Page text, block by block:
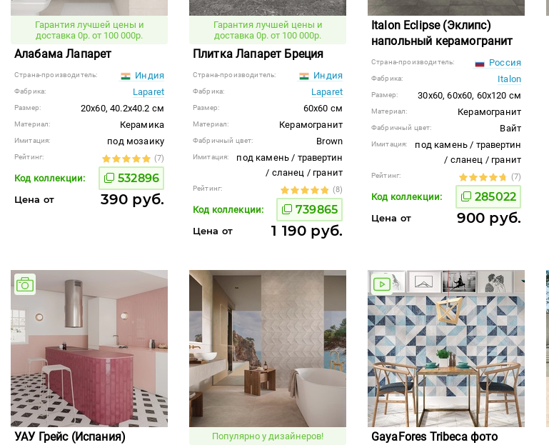
Гарантия лучшей цены и
доставка 0р. от 100 000р.
Алабама Лапарет
Страна-производитель: Индия
Фабрика: Laparet
Размер: 20x60, 40.2x40.2 см
Материал: Керамика
Имитация: под мозаику
Рейтинг: (7)
Код коллекции: 532896
Цена от 390 руб.
Гарантия лучшей цены и
доставка 0р. от 100 000р.
Плитка Лапарет Бреция
Страна-производитель: Индия
Фабрика: Laparet
Размер: 60x60 см
Материал: Керамогранит
Фабричный цвет: Brown
Имитация:
под камень / травертин
/ сланец / гранит
Рейтинг: (8)
Код коллекции: 739865
Цена от 1 190 руб.
Italon Eclipse (Эклипс)
напольный керамогранит
Страна-производитель: Россия
Фабрика: Italon
Размер: 30x60, 60x60, 60x120 см
Материал: Керамогранит
Фабричный цвет: Вайт
Имитация:
под камень / травертин
/ сланец / гранит
Рейтинг: (7)
Код коллекции: 285022
Цена от 900 руб.
УАУ Грейс (Испания)
Популярно у дизайнеров!
GayaFores Tribeca фото